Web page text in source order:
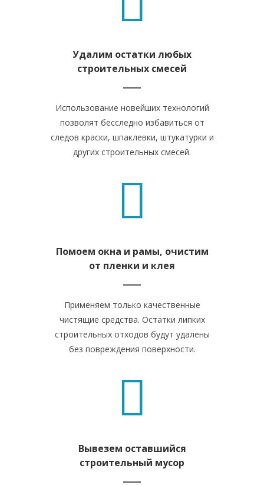
Удалим остатки любых
строительных смесей
Использование новейших технологий
позволят бесследно избавиться от
следов краски, шпаклевки, штукатурки и
других строительных смесей.
Помоем окна и рамы, очистим
от пленки и клея
Применяем только качественные
чистящие средства. Остатки липких
строительных отходов будут удалены
без повреждения поверхности.
Вывезем оставшийся
строительный мусор